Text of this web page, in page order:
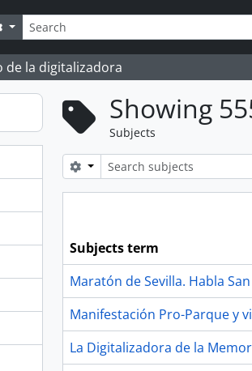
Search options
de la digitalizadora
Showing
Subjects
Search options
Subjects term
Maratón de Sevilla. Habla
Manifestación Pro-Parque y
La Digitalizadora de la